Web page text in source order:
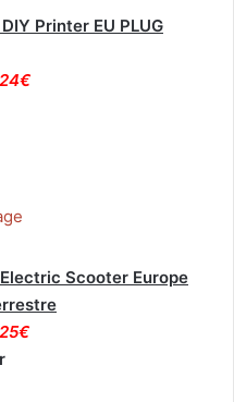
Printer EU PLUG
Scooter Europe